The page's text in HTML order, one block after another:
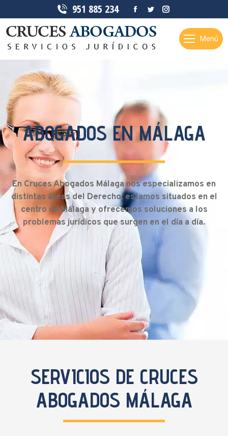
951 885 234
Facebook
page
opens
in
Twitter
page
opens
in
Instagram
page
opens
Menú
ABOGADOS EN MÁLAGA
En Cruces Abogados Málaga nos especializamos en
distintas áreas del Derecho, estamos situados en el
centro de Málaga y ofrecemos soluciones a los
problemas jurídicos que surgen en el día a día.
SERVICIOS DE CRUCES
ABOGADOS MÁLAGA